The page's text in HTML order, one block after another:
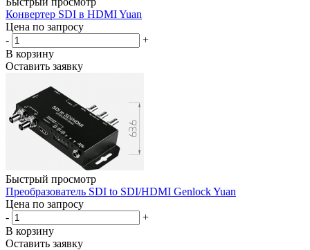
Конвертер SDI в HDMI Yuan
Цена по запросу
-
+
В корзину
Оставить заявку
Быстрый просмотр
Преобразователь SDI to SDI/HDMI Genlock Yuan
Цена по запросу
-
+
В корзину
Оставить заявку